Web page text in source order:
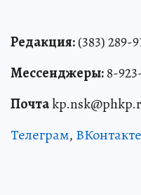
Редакция:(383) 289-
Мессенджеры:8-
Почта
Телеграм, ВКонтакте